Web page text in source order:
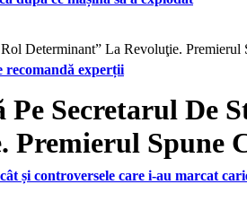
recomandă experții
și controversele care i-au marcat
Determinant” La Revoluţie. Premierul
Secretarul De
Spune